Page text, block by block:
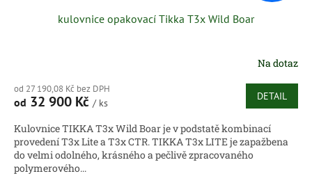
kulovnice opakovací Tikka T3x Wild Boar
Na dotaz
od 27 190,08 Kč bez DPH
od 32 900 Kč / ks
DETAIL
Kulovnice TIKKA T3x Wild Boar je v podstatě kombinací
provedení T3x Lite a T3x CTR. TIKKA T3x LITE je zapažbena
do velmi odolného, krásného a pečlivě zpracovaného
polymerového...